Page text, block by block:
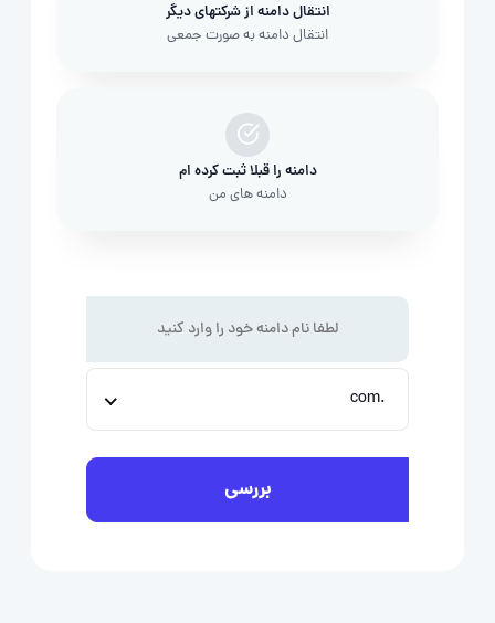
انتقال دامنه از شرکتهای دیگر
انتقال دامنه به صورت جمعی
دامنه را قبلا ثبت کرده ام
دامنه های من
.com
بررسی